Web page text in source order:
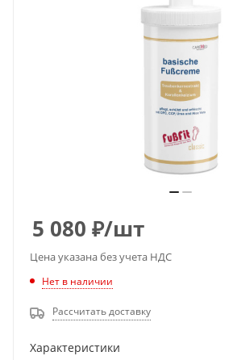
5 080 ₽/шт
Цена указана без учета НДС
Нет в наличии
Рассчитать доставку
Характеристики